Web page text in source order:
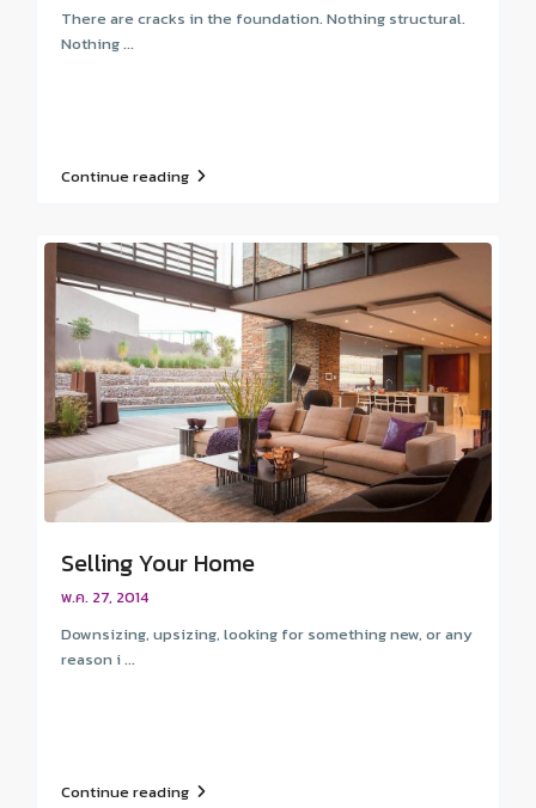
There are cracks in the foundation. Nothing structural.
Nothing ...
Continue reading
Selling Your Home
พ.ค. 27, 2014
Downsizing, upsizing, looking for something new, or any
reason i ...
Continue reading